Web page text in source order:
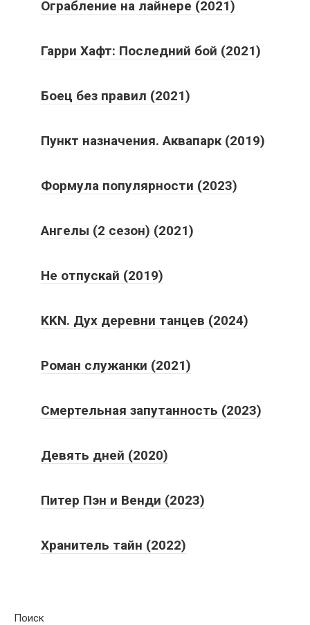
Ограбление на лайнере (2021)
Гарри Хафт: Последний бой (2021)
Боец без правил (2021)
Пункт назначения. Аквапарк (2019)
Формула популярности (2023)
Ангелы (2 сезон) (2021)
Не отпускай (2019)
KKN. Дух деревни танцев (2024)
Роман служанки (2021)
Смертельная запутанность (2023)
Девять дней (2020)
Питер Пэн и Венди (2023)
Хранитель тайн (2022)
Поиск